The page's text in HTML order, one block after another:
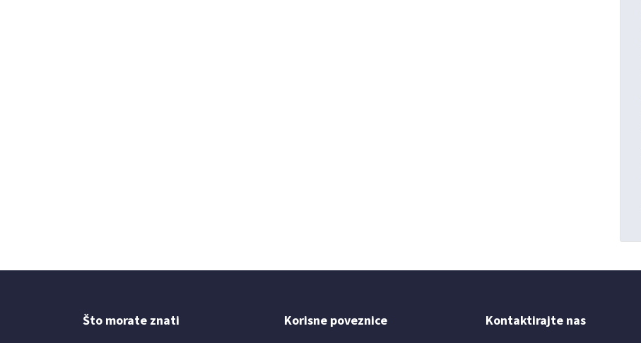
Što morate znati Korisne poveznice Kontaktirajte nas